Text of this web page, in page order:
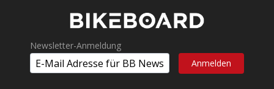
Newsletter-Anmeldung